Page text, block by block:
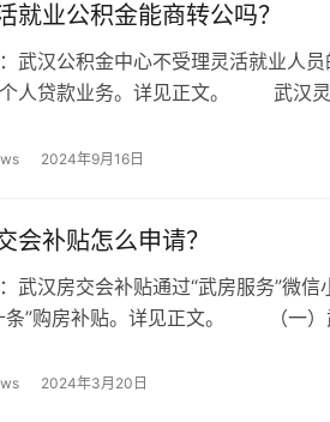
就业公积金能商转公吗？
：武汉公积金中心不受理灵活就业人
人贷款业务。详见正文。 武汉灵
2024年9月16日
会补贴怎么申请？
：武汉房交会补贴通过“武房服务”微
条”购房补贴。详见正文。 （一）
2024年3月20日